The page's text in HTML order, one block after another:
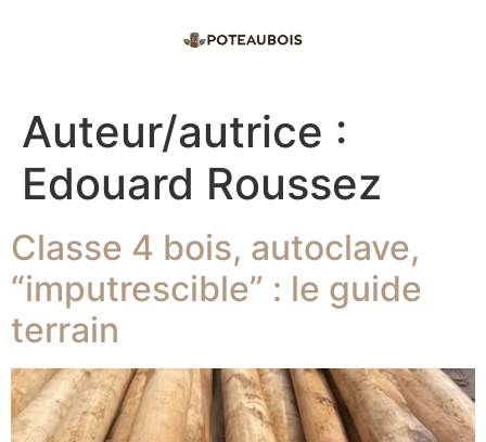
Auteur/autrice :
Edouard Roussez
Classe 4 bois, autoclave,
“imputrescible” : le guide
terrain